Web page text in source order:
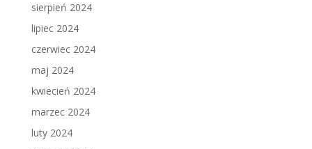
sierpień 2024
lipiec 2024
czerwiec 2024
maj 2024
kwiecień 2024
marzec 2024
luty 2024